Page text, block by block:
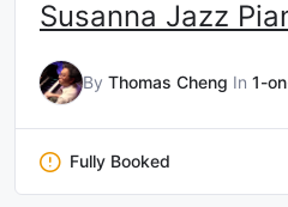
Susanna Jazz
By Thomas Cheng In 1-
Fully Booked